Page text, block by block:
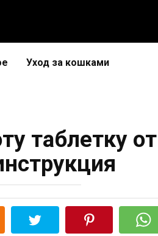
Уход за кошками
таблетку от